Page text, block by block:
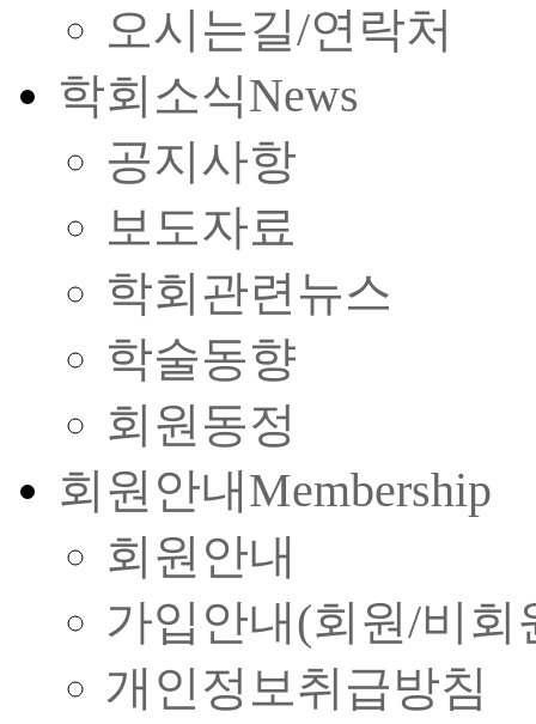
오시는길/연락처
학회소식News
공지사항
보도자료
학회관련뉴스
학술동향
회원동정
회원안내Membership
회원안내
가입안내(회원/비회
개인정보취급방침